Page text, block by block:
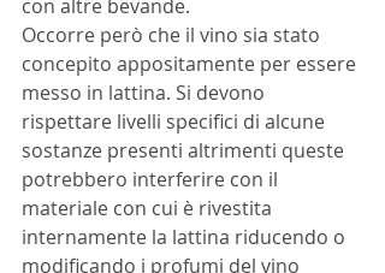
con altre bevande.
Occorre però che il vino sia stato
concepito appositamente per essere
messo in lattina. Si devono
rispettare livelli specifici di alcune
sostanze presenti altrimenti queste
potrebbero interferire con il
materiale con cui è rivestita
internamente la lattina riducendo o
modificando i profumi del vino